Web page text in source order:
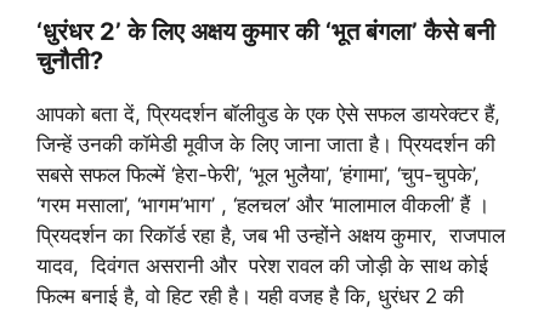
‘धुरंधर 2’ के लिए अक्षय कुमार की ‘भूत बंगला’ कैसे बनी
चुनौती?
आपको बता दें, प्रियदर्शन बॉलीवुड के एक ऐसे सफल डायरेक्टर हैं,
जिन्हें उनकी कॉमेडी मूवीज के लिए जाना जाता है। प्रियदर्शन की
सबसे सफल फिल्में ‘हेरा-फेरी’, ‘भूल भुलैया’, ‘हंगामा’, ‘चुप-चुपके’,
‘गरम मसाला’, ‘भागम’भाग’ , ‘हलचल’ और ‘मालामाल वीकली’ हैं ।
प्रियदर्शन का रिकॉर्ड रहा है, जब भी उन्होंने अक्षय कुमार, राजपाल
यादव, दिवंगत असरानी और परेश रावल की जोड़ी के साथ कोई
फिल्म बनाई है, वो हिट रही है। यही वजह है कि, धुरंधर 2 की